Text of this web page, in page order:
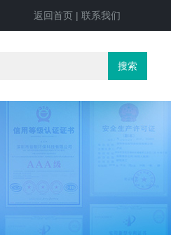
返回首页 | 联系我们